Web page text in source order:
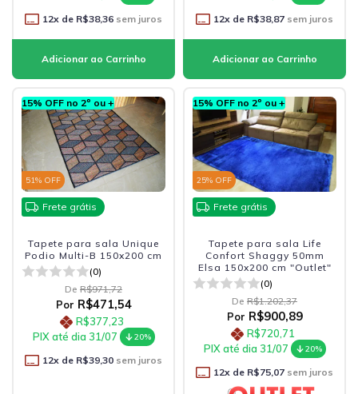
12x de R$38,36 sem juros 12x de R$38,87 sem juros
15% OFF no 2º ou +
51% OFF
Frete grátis
Tapete para sala Unique
Podio Multi-B 150x200 cm
(0)
De R$971,72
Por R$471,54
R$377,23
PIX até dia 31/07
20%
12x de R$39,30 sem juros
15% OFF no 2º ou +
25% OFF
Frete grátis
Tapete para sala Life
Confort Shaggy 50mm
Elsa 150x200 cm "Outlet"
(0)
De R$1.202,37
Por R$900,89
R$720,71
PIX até dia 31/07
20%
12x de R$75,07 sem juros